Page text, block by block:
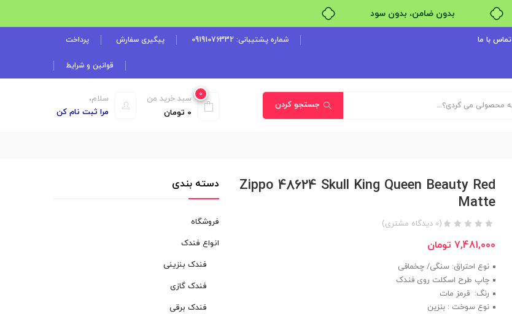
خرید قسطی با ترب‌پی
تماس با ما شماره پشتیبانی: 09191076332 پیگیری سفارش پرداخت
قوانین و شرایط
جستجو کردن
سلام،
مرا ثبت نام کن
0
سبد خرید من
0 تومان
Zippo 48624 Skull King Queen Beauty Red
Matte
(
0 دیدگاه مشتری)
7,481,000 تومان
نوع احتراق: سنگی/ چخماقی
چاپ طرح اسکلت روی فندک
رنگ: قرمز مات
نوع سوخت : بنزین
دسته بندی
فروشگاه
انواع فندک
فندک بنزینی
فندک گازی
فندک برقی